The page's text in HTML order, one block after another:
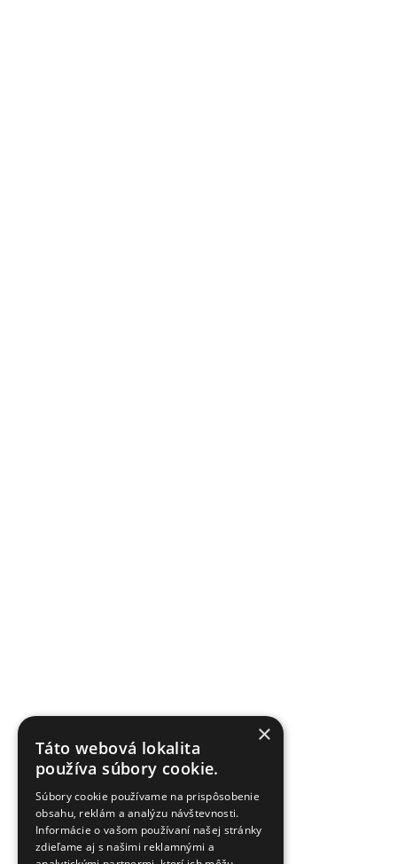
×
Táto webová lokalita
používa súbory cookie.
Súbory cookie používame na prispôsobenie
obsahu, reklám a analýzu návštevnosti.
Informácie o vašom používaní našej stránky
zdieľame aj s našimi reklamnými a